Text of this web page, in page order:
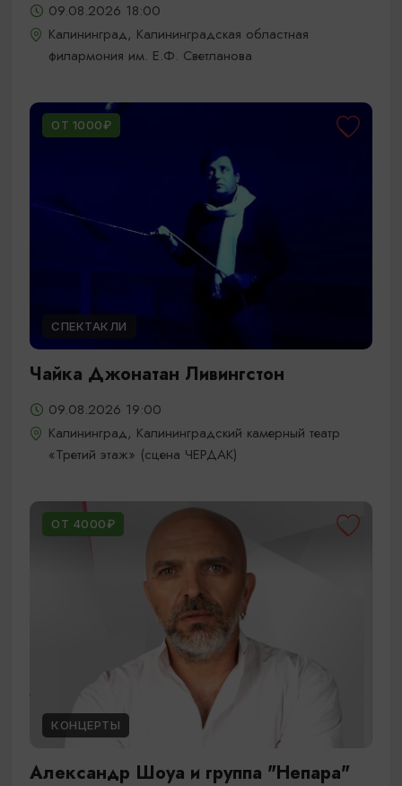
09.08.2026 18:00
Калининград, Калининградская областная
филармония им. Е.Ф. Светланова
ОТ 1000₽
СПЕКТАКЛИ
Чайка Джонатан Ливингстон
09.08.2026 19:00
Калининград, Калининградский камерный театр
«Третий этаж» (сцена ЧЕРДАК)
ОТ 4000₽
КОНЦЕРТЫ
Александр Шоуа и группа "Непара"